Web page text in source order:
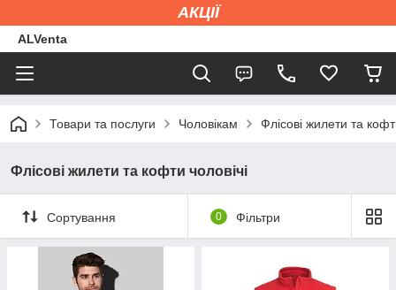
АКЦІЇ
ALVenta
Товари та послуги Чоловікам Флісові жилети та
Флісові жилети та кофти чоловічі
Сортування 0 Фільтри